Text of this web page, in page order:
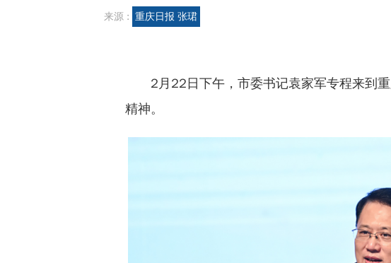
来源 : 重庆日报 张珺
2月22日下午，市委书记袁家军专程来到
精神。